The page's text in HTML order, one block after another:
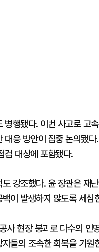
병행됐다. 이번 사고로 고
대응 방안이 집중 논의됐
검 대상에 포함됐다.
강조했다. 윤 장관은 재
이 발생하지 않도록 세심
사 현장 붕괴로 다수의 인
들의 조속한 회복을 기